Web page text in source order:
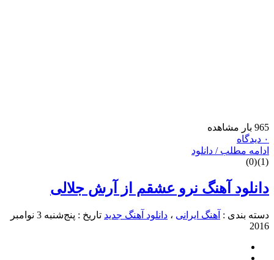
بار مشاهده
مطلب / دانلود
1
)
(
0
)
آهنگ نرو عشقم از آرش جلالی
بندی : آهنگ ایرانی، دانلود آهنگ جدید
تاریخ : پنج‌شنبه 3 نوامبر